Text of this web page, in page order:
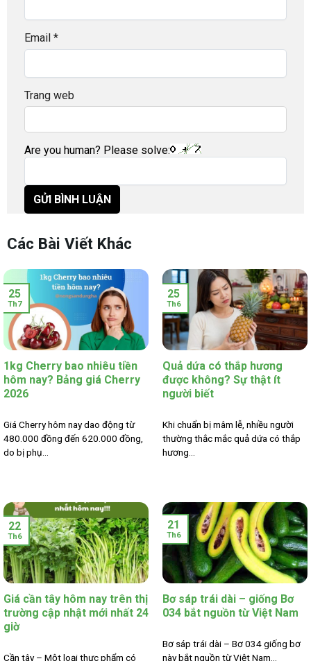
Email *
Trang web
Are you human? Please solve:
Các Bài Viết Khác
1kg Cherry bao nhiêu tiền
hôm nay? Bảng giá Cherry
2026
Giá Cherry hôm nay dao động từ
480.000 đồng đến 620.000 đồng,
do bị phụ...
25
Th7
Quả dứa có thắp hương
được không? Sự thật ít
người biết
Khi chuẩn bị mâm lễ, nhiều người
thường thắc mắc quả dứa có thắp
hương...
25
Th6
Giá cần tây hôm nay trên thị
trường cập nhật mới nhất 24
giờ
Cần tây – Một loại thực phẩm có
22
Th6
Bơ sáp trái dài – giống Bơ
034 bắt nguồn từ Việt Nam
Bơ sáp trái dài – Bơ 034 giống bơ
này bắt nguồn từ Việt Nam...
21
Th6